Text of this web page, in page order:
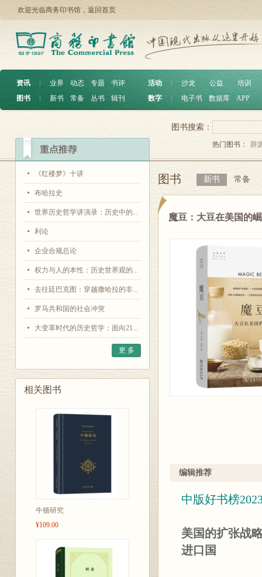
欢迎光临商务印书馆， 返回首页
资讯 ︱ 业界 动态 专题
书评
图书
︱ 新书 常备 丛书 辑刊
活动 沙龙 公益
培训
数字
电子书 数据库 APP
《红楼梦》十讲
布哈拉史
世界历史哲学讲演录：历史中的...
利论
企业合规总论
权力与人的本性：历史世界观的...
去往廷巴克图：穿越撒哈拉的非...
罗马共和国的社会冲突
大变革时代的历史哲学：面向21...
更 多
相关图书
牛顿研究
¥109.00
图书搜索：
热门图书： 辞
图书 新书 常备
魔豆：大豆在美国的
编辑推荐
中版好书榜
美国的扩张战
进口国